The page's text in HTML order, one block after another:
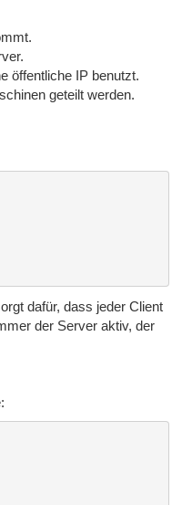
öffentliche IP benutzt.
geteilt werden.
dafür, dass jeder Client
der Server aktiv, der